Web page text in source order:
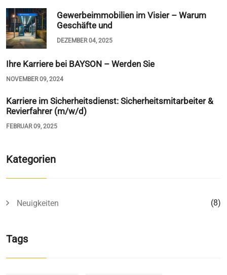
Gewerbeimmobilien im Visier – Warum
Geschäfte und
DEZEMBER 04, 2025
Ihre Karriere bei BAYSON – Werden Sie
NOVEMBER 09, 2024
Karriere im Sicherheitsdienst: Sicherheitsmitarbeiter &
Revierfahrer (m/w/d)
FEBRUAR 09, 2025
Kategorien
Neuigkeiten (8)
Tags